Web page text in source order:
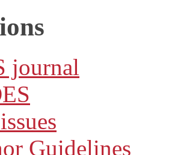
journal
Guidelines